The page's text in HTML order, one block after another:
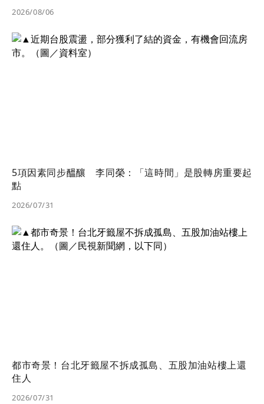
2026/08/06
5項因素同步醞釀 李同榮：「這時間」是股轉房重要起
點
2026/07/31
都市奇景！台北牙籤屋不拆成孤島、五股加油站樓上還
住人
2026/07/31